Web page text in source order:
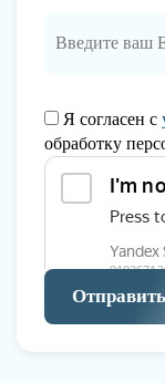
Я согласен с
обработку
Отправить